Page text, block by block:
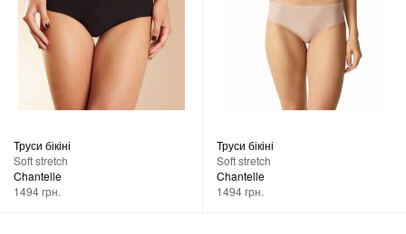
Труси бікіні
Soft stretch
Chantelle
1494 грн.
Труси бікіні
Soft stretch
Chantelle
1494 грн.